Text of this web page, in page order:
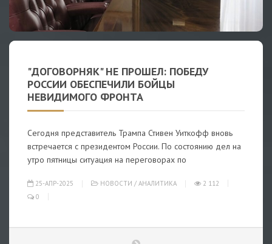
"ДОГОВОРНЯК" НЕ ПРОШЕЛ: ПОБЕДУ
РОССИИ ОБЕСПЕЧИЛИ БОЙЦЫ
НЕВИДИМОГО ФРОНТА
Сегодня представитель Трампа Стивен Уиткофф вновь
встречается с президентом России. По состоянию дел на
утро пятницы ситуация на переговорах по
25-АПР-2025 НОВОСТИ / АНАЛИТИКА
2 112
0